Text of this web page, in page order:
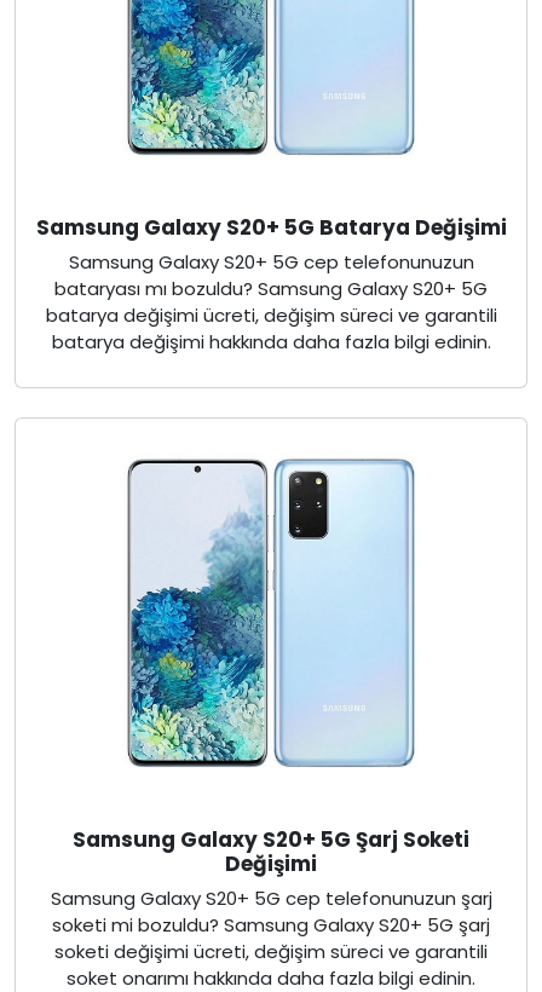
Samsung Galaxy S20+ 5G Batarya Değişimi
Samsung Galaxy S20+ 5G cep telefonunuzun
bataryası mı bozuldu? Samsung Galaxy S20+ 5G
batarya değişimi ücreti, değişim süreci ve garantili
batarya değişimi hakkında daha fazla bilgi edinin.
Samsung Galaxy S20+ 5G Şarj Soketi
Değişimi
Samsung Galaxy S20+ 5G cep telefonunuzun şarj
soketi mi bozuldu? Samsung Galaxy S20+ 5G şarj
soketi değişimi ücreti, değişim süreci ve garantili
soket onarımı hakkında daha fazla bilgi edinin.